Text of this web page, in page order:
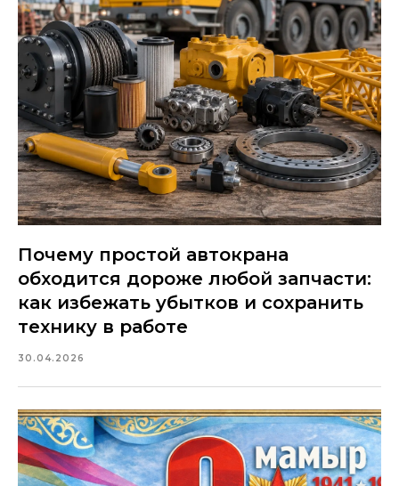
Почему простой автокрана
обходится дороже любой запчасти:
как избежать убытков и сохранить
технику в работе
30.04.2026